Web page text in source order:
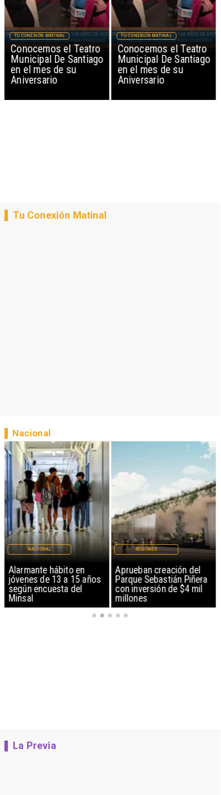
Conocemos el Teatro
Municipal De Santiago
en el mes de su
Aniversario
TU CONEXIÓN MATINAL
Conocemos el Teatro
Municipal De Santiago
en el mes de su
Aniversario
TU CONEXIÓN MATINAL
Tu Conexión Matinal
Alarmante hábito en
jóvenes de 13 a 15 años
según encuesta del
Minsal
NACIONAL
Aprueban creación del
Parque Sebastián Piñera
con inversión de $4 mil
millones
REGIONES
Nacional
La Previa